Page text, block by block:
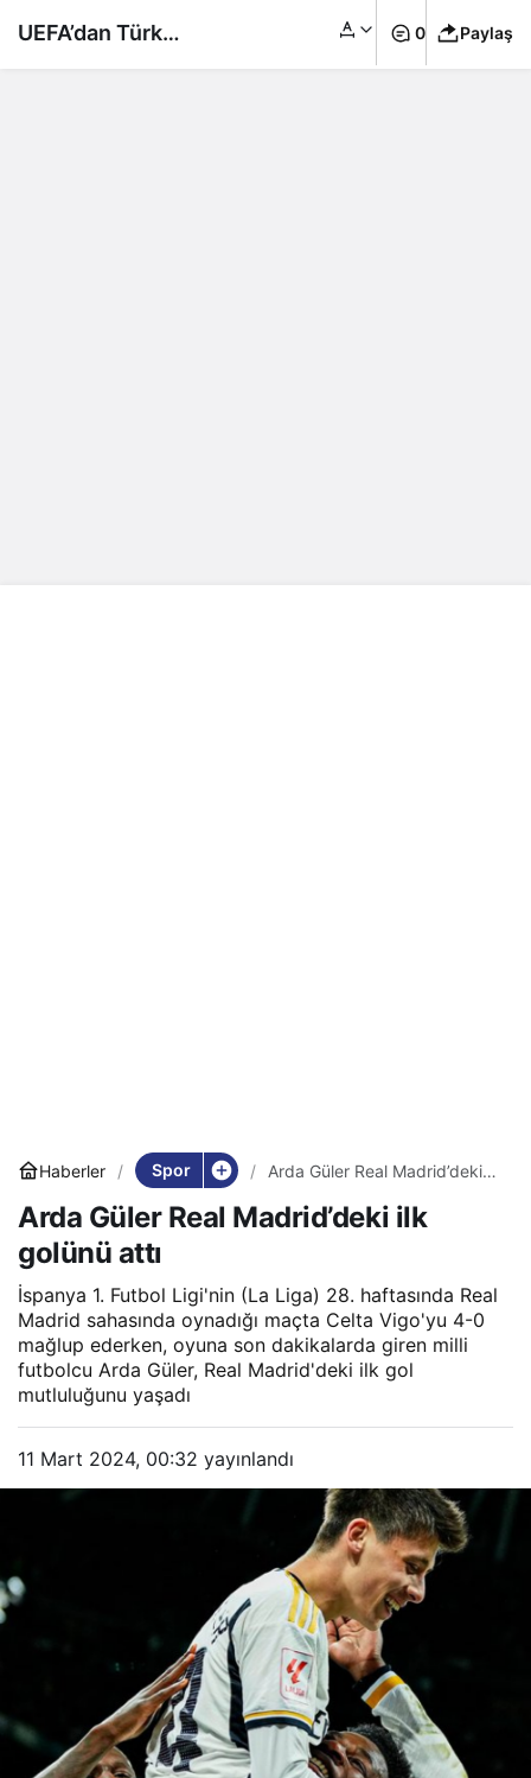
Haberler Spor
Arda Güler Real Madrid’deki
Arda Güler Real Madrid’deki ilk
golünü attı
İspanya 1. Futbol Ligi'nin (La Liga) 28. haftasında Real
Madrid sahasında oynadığı maçta Celta Vigo'yu 4-0
mağlup ederken, oyuna son dakikalarda giren milli
futbolcu Arda Güler, Real Madrid'deki ilk gol
mutluluğunu yaşadı
11 Mart 2024, 00:32 yayınlandı
UEFA’dan Türk 0 Paylaş